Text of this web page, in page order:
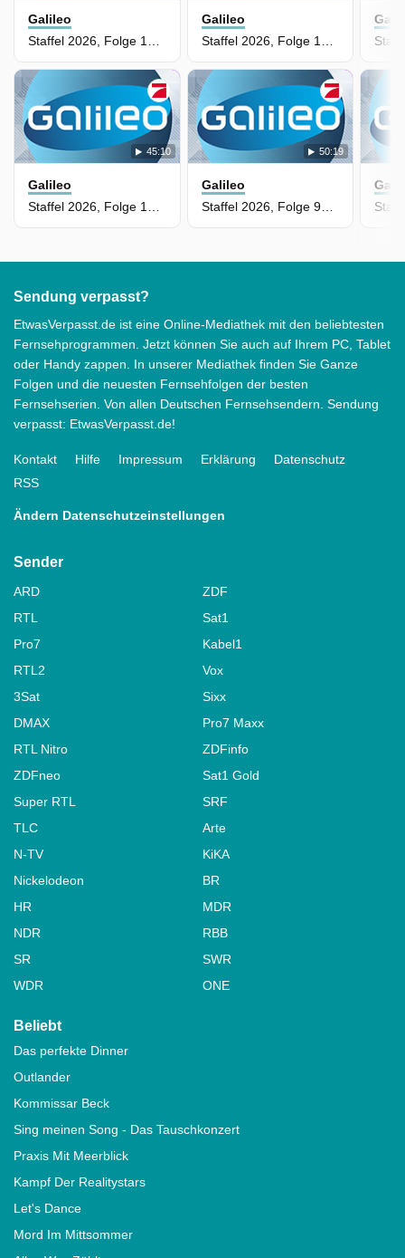
Galileo
Staffel 2026, Folge 102 - Real Rookies USK: Die Razzia
Galileo
Staffel 2026, Folge 101 - Enhanced Games: Wer profitiert vom legalen Doping?
45:10
Galileo
50:19
Galileo
Staffel 2026, Folge 98 - Das spektakuläre Flugzeug-Hotel auf Bali
Sendung verpasst?
EtwasVerpasst.de ist eine Online-Mediathek mit den beliebtesten
Fernsehprogrammen. Jetzt können Sie auch auf Ihrem PC, Tablet
oder Handy zappen. In unserer Mediathek finden Sie Ganze
Folgen und die neuesten Fernsehfolgen der besten
Fernsehserien. Von allen Deutschen Fernsehsendern. Sendung
verpasst: EtwasVerpasst.de!
Kontakt Hilfe Impressum Erklärung
Datenschutz
RSS
Ändern Datenschutzeinstellungen
Sender
ARD
ZDF
RTL
Sat1
Pro7
Kabel1
RTL2
Vox
3Sat
Sixx
DMAX
Pro7 Maxx
RTL Nitro
ZDFinfo
ZDFneo
Sat1 Gold
Super RTL
SRF
TLC
Arte
N-TV
KiKA
Nickelodeon
BR
HR
MDR
NDR
RBB
SR
SWR
WDR
ONE
Beliebt
Das perfekte Dinner
Outlander
Kommissar Beck
Sing meinen Song - Das Tauschkonzert
Praxis Mit Meerblick
Kampf Der Realitystars
Let's Dance
Mord Im Mittsommer